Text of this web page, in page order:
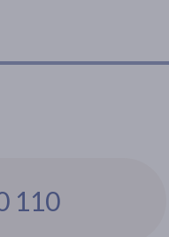
110